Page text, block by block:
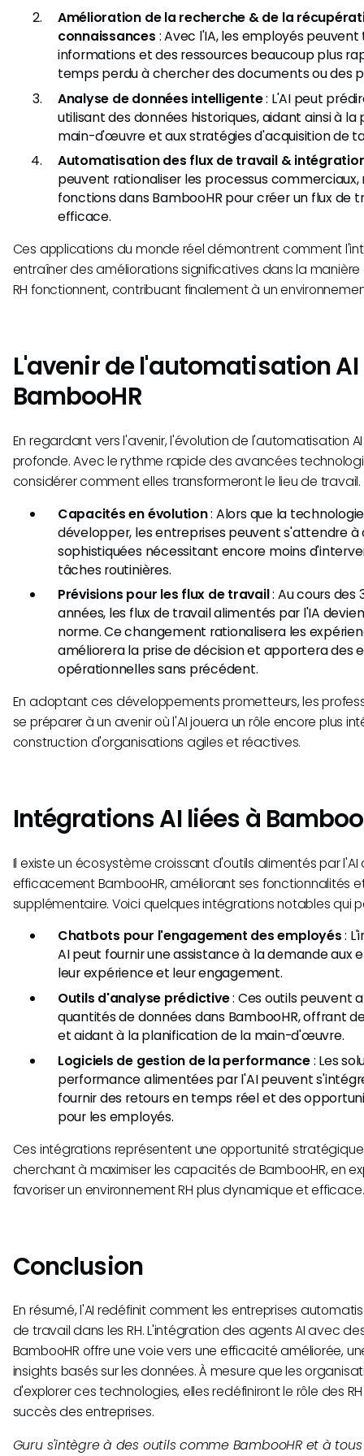
Amélioration de la recherche & de la
connaissances : Avec l'IA, les employés
informations et des ressources beaucoup plus
temps perdu à chercher des documents ou des
Analyse de données intelligente: L'AI peut
utilisant des données historiques, aidant ainsi à
main-d'œuvre et aux stratégies d'acquisition de
Automatisation des flux de travail &
peuvent rationaliser les processus commerciaux,
fonctions dans BambooHR pour créer un flux de
efficace.
Ces applications du monde réel démontrent comment
entraîner des améliorations significatives dans la
RH fonctionnent, contribuant finalement à un
L'avenir de l'automatisation
BambooHR
En regardant vers l'avenir, l'évolution de l'automatisation
profonde. Avec le rythme rapide des avancées
considérer comment elles transformeront le lieu de travail.
Capacités en évolution: Alors que la
développer, les entreprises peuvent s'attendre à
sophistiquées nécessitant encore moins
tâches routinières.
Prévisions pour les flux de travail: Au cours des
années, les flux de travail alimentés par l'IA
norme. Ce changement rationalisera les
améliorera la prise de décision et apportera des
opérationnelles sans précédent.
En adoptant ces développements prometteurs, les
se préparer à un avenir où l'AI jouera un rôle encore plus
construction d'organisations agiles et réactives.
Intégrations AI liées à
Il existe un écosystème croissant d'outils alimentés par
efficacement BambooHR, améliorant ses fonctionnalités
supplémentaire. Voici quelques intégrations notables qui
Chatbots pour l'engagement des employés:
AI peut fournir une assistance à la demande aux
leur expérience et leur engagement.
Outils d'analyse prédictive: Ces outils peuvent
quantités de données dans BambooHR, offrant
et aidant à la planification de la main-d'œuvre.
Logiciels de gestion de la performance: Les
performance alimentées par l'AI peuvent
fournir des retours en temps réel et des
pour les employés.
Ces intégrations représentent une opportunité
cherchant à maximiser les capacités de BambooHR, en
favoriser un environnement RH plus dynamique et efficace.
Conclusion
En résumé, l'AI redéfinit comment les entreprises
de travail dans les RH. L'intégration des agents AI avec
BambooHR offre une voie vers une efficacité améliorée,
insights basés sur les données. À mesure que les
d'explorer ces technologies, elles redéfiniront le rôle des
succès des entreprises.
Guru s'intègre à des outils comme BambooHR et à